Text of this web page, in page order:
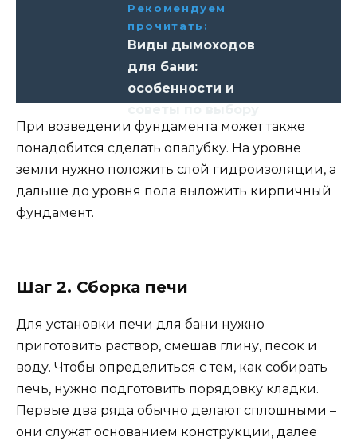
Рекомендуем
прочитать:
Виды дымоходов
для бани:
особенности и
При возведении фундамента может также
понадобится сделать опалубку. На уровне
земли нужно положить слой гидроизоляции, а
дальше до уровня пола выложить кирпичный
фундамент.
Шаг 2. Сборка печи
Для установки печи для бани нужно
приготовить раствор, смешав глину, песок и
воду. Чтобы определиться с тем, как собирать
печь, нужно подготовить порядовку кладки.
Первые два ряда обычно делают сплошными –
они служат основанием конструкции, далее